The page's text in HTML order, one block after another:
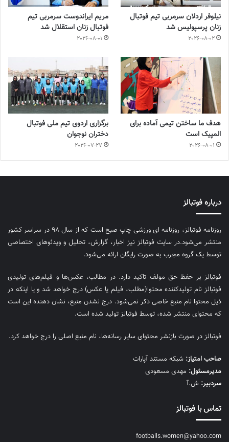
نیلوفر اردلان سرمربی تیم فوتبال
زنان پرسپولیس شد
2026-08-02
مریم ایراندوست سرمربی تیم
فوتبال زنان استقلال شد
2026-08-01
هدف ما ساختن تیمی آماده برای
المپیک است
2026-08-01
برگزاری اردوی تیم ملی فوتبال
دختران نوجوان
2026-07-27
درباره فوتبالز
روزنامه فوتبالز، روزنامه ای ورزشی چاپ صبح است که از سال ۹۸ در سراسر کشور
منتشر می‌شود.در سایت فوتبالز نیز اخبار، گزارش، تحلیل و ویدئوهای اختصاصی
توسط یک گروه مجرب به صورت رایگان ارائه می‌شود.
فوتبالز بر حفظ حق مولف تاکید دارد. در مطالب، عکس‌ها و فیلم‌های تولیدی
فوتبالز نام تولیدکننده محتوا(مطلب، فیلم یا عکس) درج خواهد شد و یا اینکه در
ذیل محتوا نام منبع خاصی ذکر نمی‌‎شود. درج نشدن منبع، نشان دهنده این است
که محتوای منتشر شده، توسط فوتبالز تولید شده است.
فوتبالز در صورت بازنشر محتوای سایر رسانه‌ها، نام منبع اصلی را درج خواهد کرد.
صاحب امتیاز: شبکه مستند آپارات
مديرمسئول: مهدی مسعودی
سردبیر: ش.آ
تماس با فوتبالز
footballs.women@yahoo.com